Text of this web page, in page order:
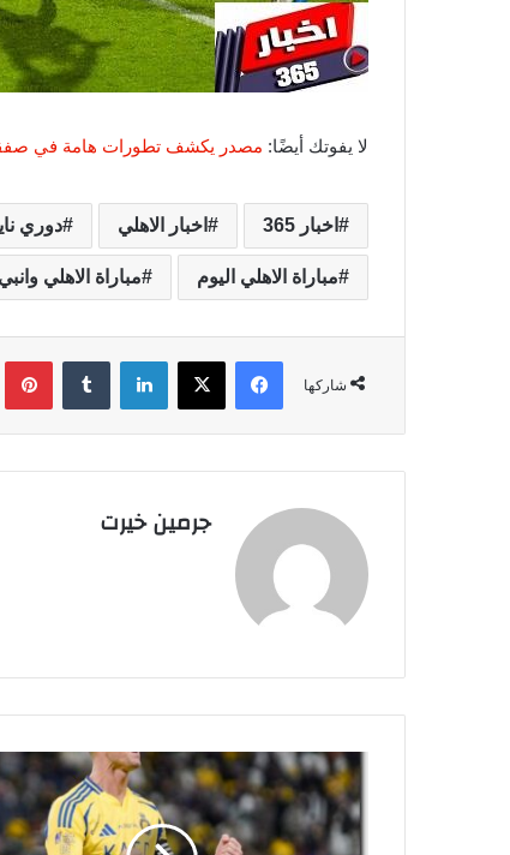
لا يفوتك أيضًا: مصدر يكشف تطورات هامة في صفقة
اخبار 365 اخبار الاهلي دوري
مباراة الاهلي اليوم مباراة الاهلي وانبي
شاركها
فيسبوك ‫X لينكدإن
جرمين خيرت